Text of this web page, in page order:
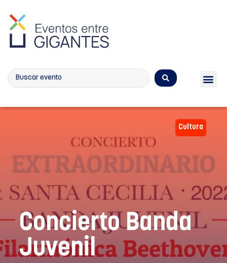
Concierto Banda
Juvenil
Cultura